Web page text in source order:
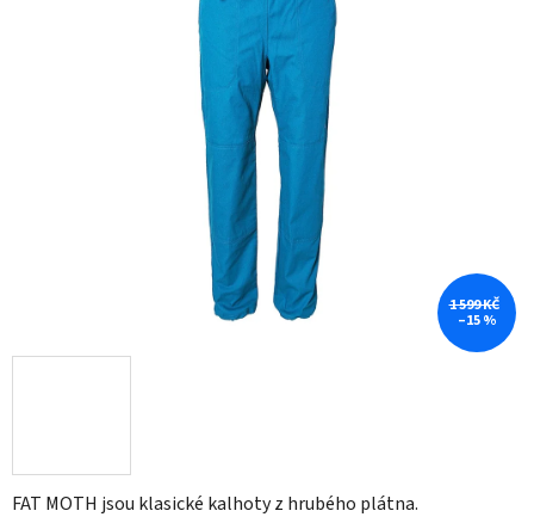
FAT MOTH jsou klasické kalhoty z hrubého plátna.
1 599 KČ
–15 %